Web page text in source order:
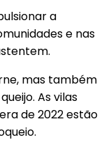
a
e nas
mas também
As vilas
de 2022 estão